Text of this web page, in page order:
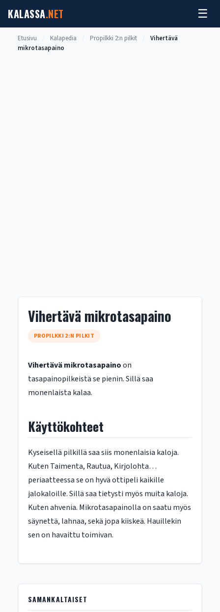
sisältöön
KALASSA.NET ☰
Etusivu Kalapedia Propilkki 2:n pilkit
Vihertävä
mikrotasapaino
Vihertävä mikrotasapaino
PROPILKKI 2:N PILKIT
Vihertävä mikrotasapainoon
tasapainopilkeistä se pienin. Sillä saa
monenlaista kalaa.
Käyttökohteet
Kyseisellä pilkillä saa siis monenlaisia kaloja.
Kuten Taimenta, Rautua, Kirjolohta…
periaatteessa se on hyvä ottipeli kaikille
jalokaloille. Sillä saa tietysti myös muita kaloja.
Kuten ahvenia. Mikrotasapainolla on saatu myös
säynettä, lahnaa, sekä jopa kiiskeä. Hauillekin
sen on havaittu toimivan.
SAMANKALTAISET